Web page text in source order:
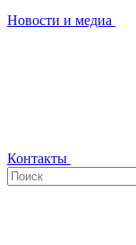
Новости и медиа
Контакты